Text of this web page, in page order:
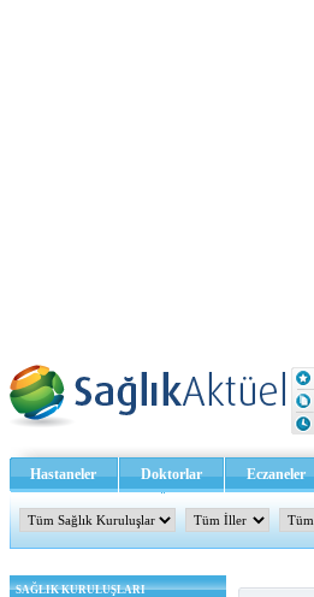
Hastaneler Doktorlar Eczaneler
Sağlık TV - Video İletişim
SAĞLIK KURULUŞLARI